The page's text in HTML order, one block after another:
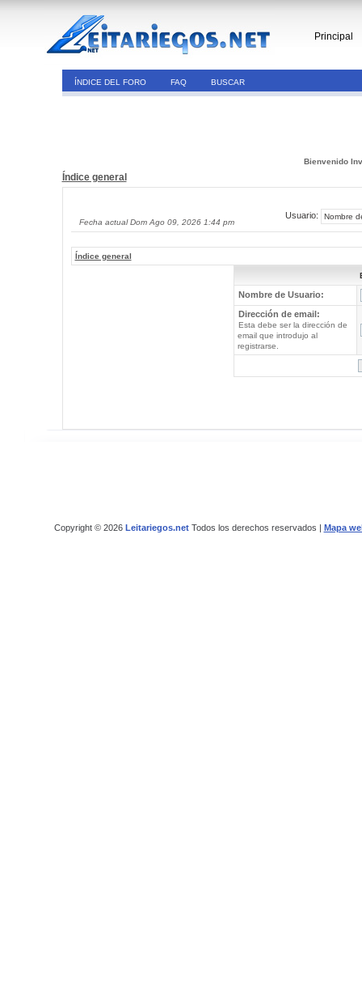
Principal
ÍNDICE DEL FORO FAQ BUSCAR
Bienvenido
Índice general
Fecha actual Dom Ago 09, 2026 1:44 pm
Usuario:
Índice general
Nombre de Usuario:
Dirección de email:
Esta debe ser la dirección de
email que introdujo al
registrarse.
Copyright © 2026 Leitariegos.netTodos los derechos reservados | Mapa